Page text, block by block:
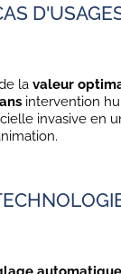
la valeur
intervention
invasive en